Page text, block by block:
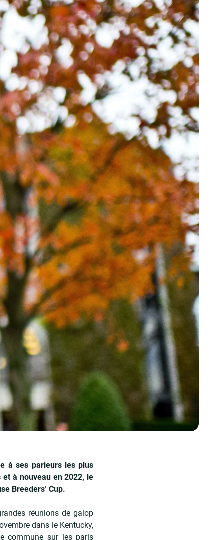
à ses parieurs les plus
à nouveau en 2022, le
Breeders’ Cup.
réunions de galop
dans le Kentucky,
commune sur les paris